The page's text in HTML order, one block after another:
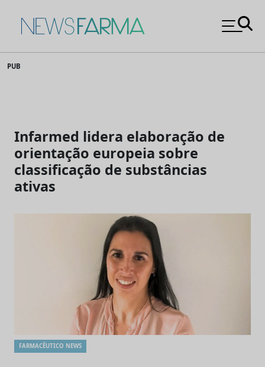
to
News Farma
PUB
Infarmed lidera elaboração de
orientação europeia sobre
classificação de substâncias
ativas
FARMACÊUTICO NEWS